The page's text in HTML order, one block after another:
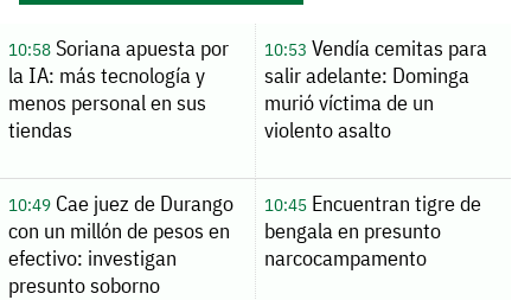
10:58Soriana apuesta por
la IA: más tecnología y
menos personal en sus
tiendas
10:53 Vendía cemitas para
salir adelante: Dominga
murió víctima de un
violento asalto
10:49Cae juez de Durango
con un millón de pesos en
efectivo: investigan
presunto soborno
10:45Encuentran tigre de
bengala en presunto
narcocampamento